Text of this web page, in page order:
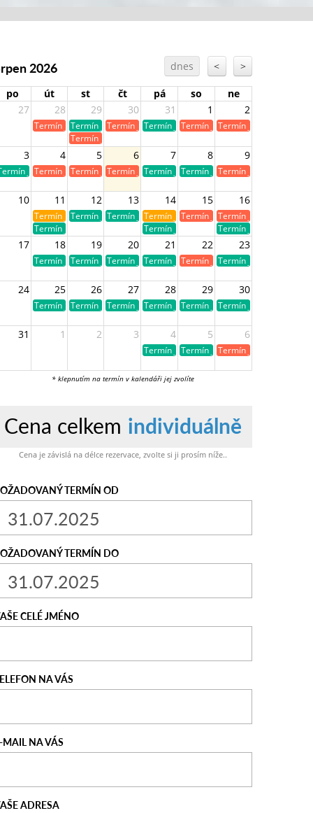
2026 dnes < >
po út st čt pá so
ne
27
28 29 30 31 1 2
Termín je již obsazen
Termín je volnýTermín je již obsazen
Termín je volnýTermín je již obsazenTermín je již obsazen
Termín je již obsazen
3 4 5 6 7 8 9
je volný
Termín je již obsazen
Termín je již obsazen
Termín je již obsazen
Termín je volnýTermín je volnýTermín je již obsazen
10 11 12 13 14 15 16
Termín je již rezervován
Termín je volnýTermín je volnýTermín je již rezervován
Termín je již obsazenTermín je již obsazen
Termín je volný
Termín je volný Termín je volný
17 18 19 20 21 22 23
Termín je volnýTermín je volnýTermín je volnýTermín je volnýTermín je již obsazen
Termín je volný
24 25 26 27 28 29 30
Termín je volnýTermín je volnýTermín je volnýTermín je volnýTermín je volnýTermín je volný
31 1 2 3 4 5 6
Termín je volnýTermín je volnýTermín je již obsazen
* klepnutím na termín v kalendáři jej zvolíte
Cena celkem individuálně
Cena je závislá na délce rezervace, zvolte si ji prosím níže..
TERMÍN OD
TERMÍN DO
CELÉ JMÉNO
NA VÁS
MAIL NA VÁS
ADRESA